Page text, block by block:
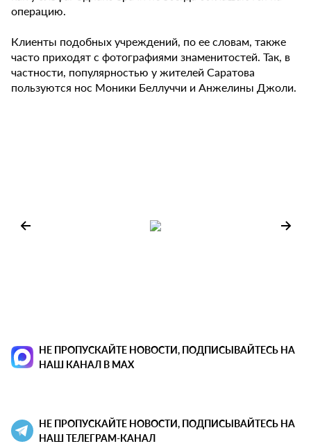
операцию.
Клиенты подобных учреждений, по ее словам, также
часто приходят с фотографиями знаменитостей. Так, в
частности, популярностью у жителей Саратова
пользуются нос Моники Беллуччи и Анжелины Джоли.
НЕ ПРОПУСКАЙТЕ НОВОСТИ, ПОДПИСЫВАЙТЕСЬ НА
НАШ КАНАЛ В MAX
НЕ ПРОПУСКАЙТЕ НОВОСТИ, ПОДПИСЫВАЙТЕСЬ НА
НАШ ТЕЛЕГРАМ-КАНАЛ